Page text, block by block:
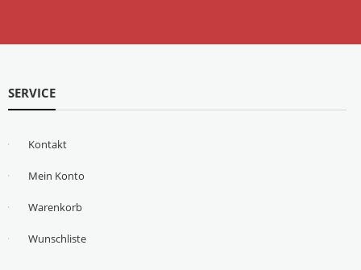
SERVICE
Kontakt
Mein Konto
Warenkorb
Wunschliste